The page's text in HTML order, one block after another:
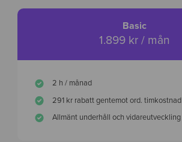
Basic
1.899 kr / mån
2 h / månad
291 kr rabatt gentemot ord. timkostnad
Allmänt underhåll och